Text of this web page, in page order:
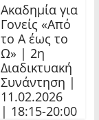
Ακαδημία για
Γονείς «Από
το Α έως το
Ω» | 2η
Διαδικτυακή
Συνάντηση |
11.02.2026
| 18:15-20:00